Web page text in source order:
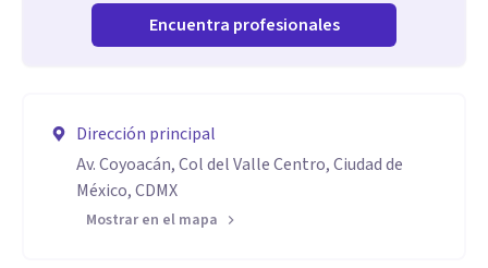
Encuentra profesionales
Dirección principal
Av. Coyoacán, Col del Valle Centro, Ciudad de
México, CDMX
Mostrar en el mapa